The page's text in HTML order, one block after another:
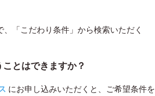
「こだわり条件」から検索いただく
とはできますか？
にお申し込みいただくと、ご希望条件を